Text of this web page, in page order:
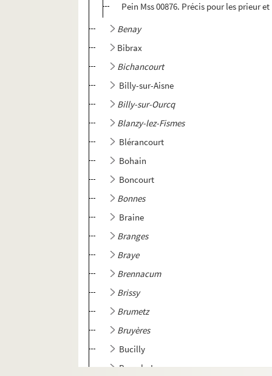
Pein Mss 00876. Précis pour les prieur
Benay
Bibrax
Bichancourt
Billy-sur-Aisne
Billy-sur-Ourcq
Blanzy-lez-Fismes
Blérancourt
Bohain
Boncourt
Bonnes
Braine
Branges
Braye
Brennacum
Brissy
Brumetz
Bruyères
Bucilly
Bucy-le-Long